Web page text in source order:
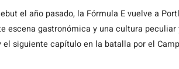
el año pasado, la Fórmula E vuelve a
escena gastronómica y una cultura
siguiente capítulo en la batalla por el